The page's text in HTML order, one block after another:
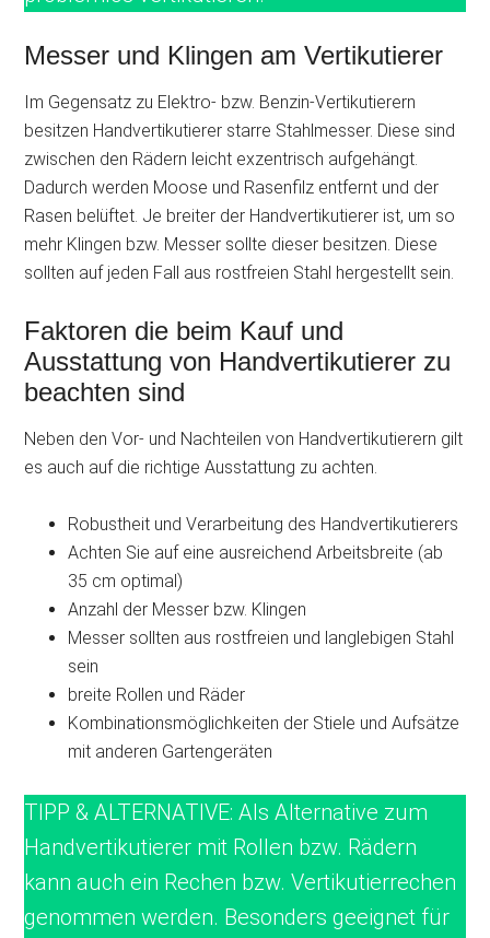
Messer und Klingen am Vertikutierer
Im Gegensatz zu Elektro- bzw. Benzin-Vertikutierern
besitzen Handvertikutierer starre Stahlmesser. Diese sind
zwischen den Rädern leicht exzentrisch aufgehängt.
Dadurch werden Moose und Rasenfilz entfernt und der
Rasen belüftet. Je breiter der Handvertikutierer ist, um so
mehr Klingen bzw. Messer sollte dieser besitzen. Diese
sollten auf jeden Fall aus rostfreien Stahl hergestellt sein.
Faktoren die beim Kauf und
Ausstattung von Handvertikutierer zu
beachten sind
Neben den Vor- und Nachteilen von Handvertikutierern gilt
es auch auf die richtige Ausstattung zu achten.
Robustheit und Verarbeitung des Handvertikutierers
Achten Sie auf eine ausreichend Arbeitsbreite (ab
35 cm optimal)
Anzahl der Messer bzw. Klingen
Messer sollten aus rostfreien und langlebigen Stahl
sein
breite Rollen und Räder
Kombinationsmöglichkeiten der Stiele und Aufsätze
mit anderen Gartengeräten
TIPP & ALTERNATIVE: Als Alternative zum
Handvertikutierer mit Rollen bzw. Rädern
kann auch ein Rechen bzw. Vertikutierrechen
genommen werden. Besonders geeignet für